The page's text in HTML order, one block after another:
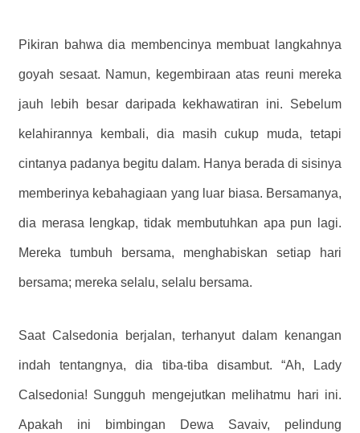
Pikiran bahwa dia membencinya membuat langkahnya
goyah sesaat. Namun, kegembiraan atas reuni mereka
jauh lebih besar daripada kekhawatiran ini. Sebelum
kelahirannya kembali, dia masih cukup muda, tetapi
cintanya padanya begitu dalam. Hanya berada di sisinya
memberinya kebahagiaan yang luar biasa. Bersamanya,
dia merasa lengkap, tidak membutuhkan apa pun lagi.
Mereka tumbuh bersama, menghabiskan setiap hari
bersama; mereka selalu, selalu bersama.
Saat Calsedonia berjalan, terhanyut dalam kenangan
indah tentangnya, dia tiba-tiba disambut. “Ah, Lady
Calsedonia! Sungguh mengejutkan melihatmu hari ini.
Apakah ini bimbingan Dewa Savaiv, pelindung